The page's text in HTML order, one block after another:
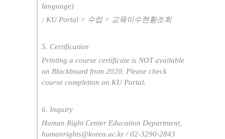
language)
: KU Portal > 수업 > 교육이수현황조회
5. Certification
Printing a course certificate is NOT available
on Blackboard from 2020. Please check
course completion on KU Portal.
6. Inquiry
Human Right Center Education Department,
humanrights@korea.ac.kr / 02-3290-2843